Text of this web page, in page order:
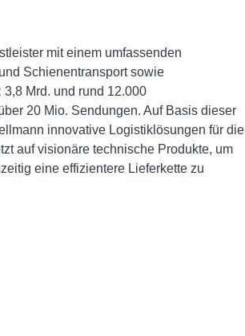
mit einem umfassenden
Schienentransport sowie
Mrd. und rund 12.000
20 Mio. Sendungen. Auf Basis dieser
innovative Logistiklösungen für die
auf visionäre technische Produkte, um
eine effizientere Lieferkette zu